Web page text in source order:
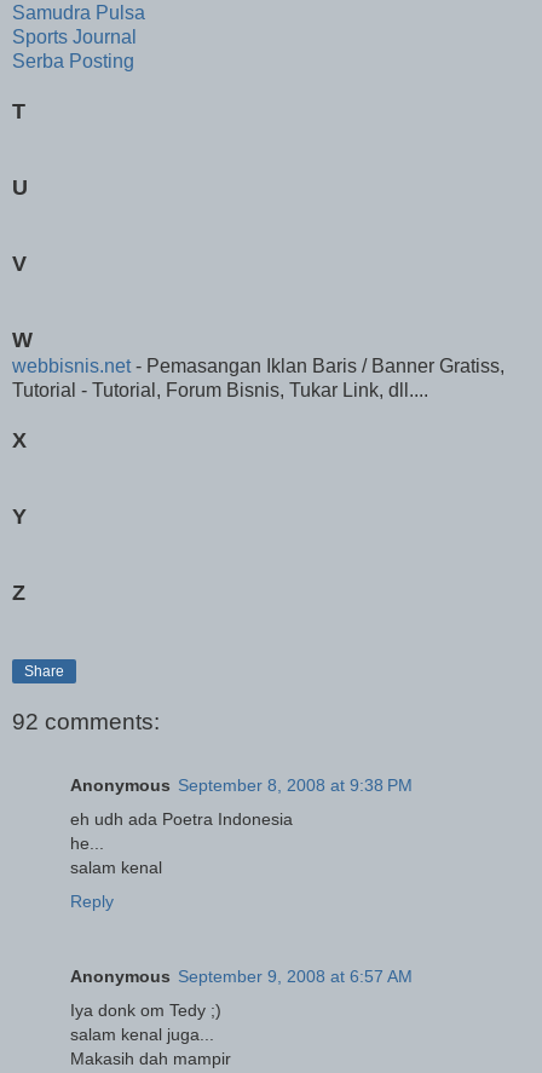
Samudra Pulsa
Sports Journal
Serba Posting
T
U
V
W
webbisnis.net- Pemasangan Iklan Baris / Banner Gratiss,
Tutorial - Tutorial, Forum Bisnis, Tukar Link, dll....
X
Y
Z
Share
92 comments:
Anonymous September 8, 2008 at 9:38 PM
eh udh ada Poetra Indonesia
he...
salam kenal
Reply
Anonymous September 9, 2008 at 6:57 AM
Iya donk om Tedy ;)
salam kenal juga...
Makasih dah mampir